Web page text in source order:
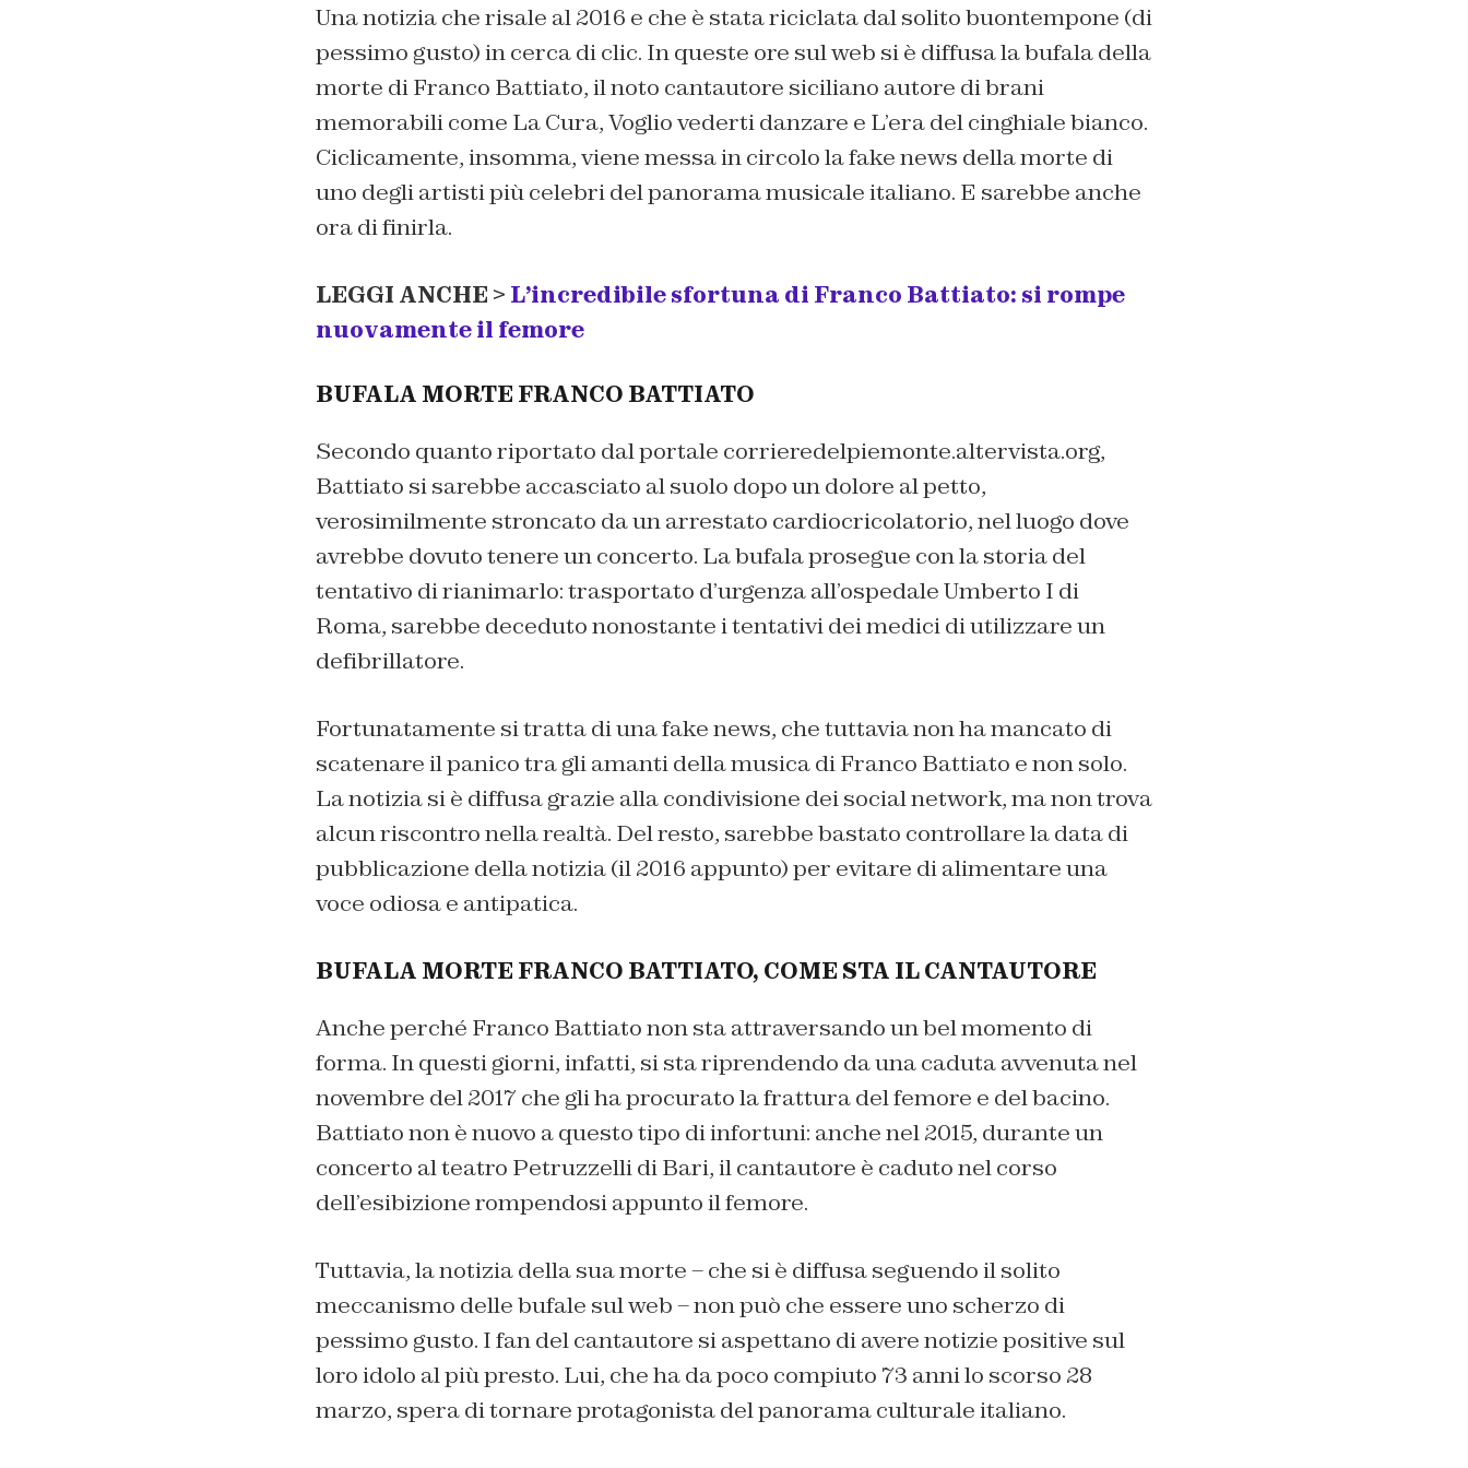
Una notizia che risale al 2016 e che è stata riciclata dal solito buontempone (di
pessimo gusto) in cerca di clic. In queste ore sul web si è diffusa la bufala della
morte di Franco Battiato, il noto cantautore siciliano autore di brani
memorabili come La Cura, Voglio vederti danzare e L’era del cinghiale bianco.
Ciclicamente, insomma, viene messa in circolo la fake news della morte di
uno degli artisti più celebri del panorama musicale italiano. E sarebbe anche
ora di finirla.
LEGGI ANCHE > L’incredibile sfortuna di Franco Battiato: si rompe
nuovamente il femore
BUFALA MORTE FRANCO BATTIATO
Secondo quanto riportato dal portale corrieredelpiemonte.altervista.org,
Battiato si sarebbe accasciato al suolo dopo un dolore al petto,
verosimilmente stroncato da un arrestato cardiocricolatorio, nel luogo dove
avrebbe dovuto tenere un concerto. La bufala prosegue con la storia del
tentativo di rianimarlo: trasportato d’urgenza all’ospedale Umberto I di
Roma, sarebbe deceduto nonostante i tentativi dei medici di utilizzare un
defibrillatore.
Fortunatamente si tratta di una fake news, che tuttavia non ha mancato di
scatenare il panico tra gli amanti della musica di Franco Battiato e non solo.
La notizia si è diffusa grazie alla condivisione dei social network, ma non trova
alcun riscontro nella realtà. Del resto, sarebbe bastato controllare la data di
pubblicazione della notizia (il 2016 appunto) per evitare di alimentare una
voce odiosa e antipatica.
BUFALA MORTE FRANCO BATTIATO, COME STA IL CANTAUTORE
Anche perché Franco Battiato non sta attraversando un bel momento di
forma. In questi giorni, infatti, si sta riprendendo da una caduta avvenuta nel
novembre del 2017 che gli ha procurato la frattura del femore e del bacino.
Battiato non è nuovo a questo tipo di infortuni: anche nel 2015, durante un
concerto al teatro Petruzzelli di Bari, il cantautore è caduto nel corso
dell’esibizione rompendosi appunto il femore.
Tuttavia, la notizia della sua morte – che si è diffusa seguendo il solito
meccanismo delle bufale sul web – non può che essere uno scherzo di
pessimo gusto. I fan del cantautore si aspettano di avere notizie positive sul
loro idolo al più presto. Lui, che ha da poco compiuto 73 anni lo scorso 28
marzo, spera di tornare protagonista del panorama culturale italiano.